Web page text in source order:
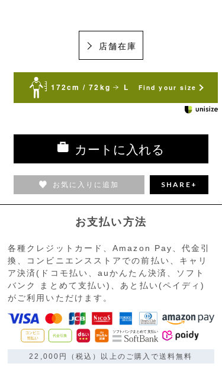
店舗在庫
172cm / 72kg L Find your size
カートに入れる
お気に入りに追加 SHARE+
お支払い方法
各種クレジットカード、Amazon Pay、代金引
換、コンビニエンスストアでの前払い、キャリ
ア決済(ドコモ払い、auかんたん決済、ソフト
バンク まとめて支払い)、あと払い(ペイディ)
がご利用いただけます。
22,000円（税込）以上のご購入で送料無料